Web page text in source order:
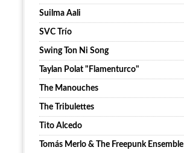
Suilma Aali
SVC Trío
Swing Ton Ni Song
Taylan Polat "Flamenturco"
The Manouches
The Tribulettes
Tito Alcedo
Tomás Merlo & The Freepunk Ensemble